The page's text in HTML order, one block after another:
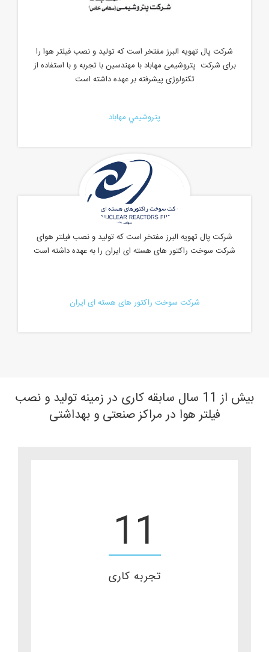
شرکت پال تهویه البرز مفتخر است که تولید و نصب فیلتر هوا را
برای شرکت پتروشیمی مهاباد با مهندسین با تجربه و با استفاده از
تکنولوژی پیشرفته بر عهده داشته است
پتروشيمي مهاباد
شرکت پال تهویه البرز مفتخر است که تولید و نصب فیلتر هوای
شرکت سوخت راکتور های هسته ای ایران را به عهده داشته است
شرکت سوخت راکتور های هسته ای ایران
بیش از 11 سال سابقه کاری در زمینه تولید و نصب
فیلتر هوا در مراکز صنعتی و بهداشتی
11
تجربه کاری